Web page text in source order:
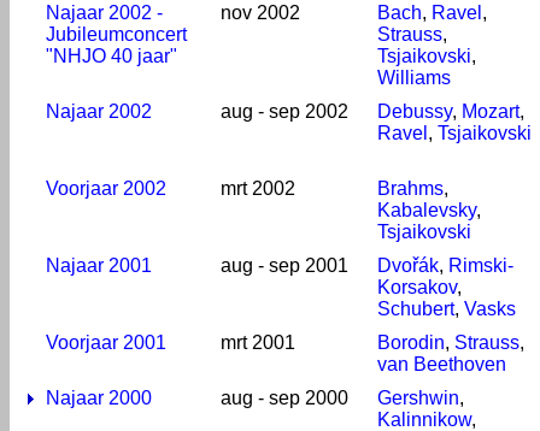
Najaar 2002 -
Jubileumconcert
"NHJO 40 jaar"
nov 2002 Bach, Ravel ,
Strauss,
Tsjaikovski,
Williams
Najaar 2002
aug - sep 2002 Debussy, Mozart,
Ravel , Tsjaikovski
Voorjaar 2002 mrt 2002 Brahms,
Kabalevsky,
Tsjaikovski
Najaar 2001
aug - sep 2001 Dvořák, Rimski-
Korsakov,
Schubert, Vasks
Voorjaar 2001
mrt 2001 Borodin, Strauss,
van Beethoven
Najaar 2000
aug - sep 2000 Gershwin,
Kalinnikow,